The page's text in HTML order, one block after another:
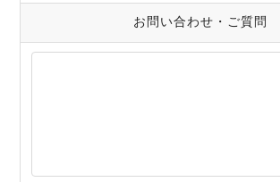
お問い合わせ・ご質問